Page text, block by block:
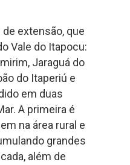
extensão, que
Vale do Itapocu:
Jaraguá do
do Itaperiú e
em duas
A primeira é
na área rural e
grandes
além de